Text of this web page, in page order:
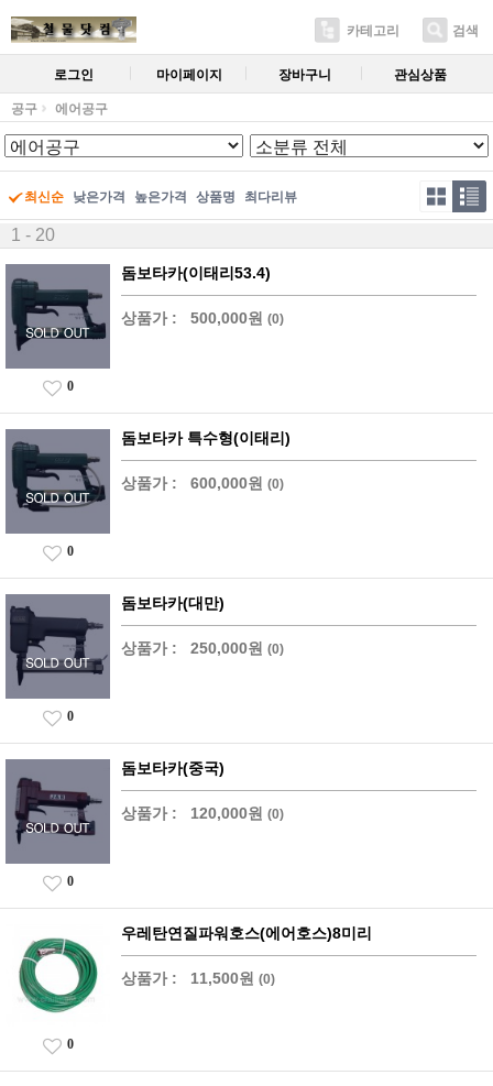
카테고리 검색
로그인 마이페이지 장바구니 관심상품
공구 에어공구
최신순 낮은가격 높은가격 상품명 최다리뷰
1 - 20
돔보타카(이태리53.4)
상품가 : 500,000원 (0)
0
돔보타카 특수형(이태리)
상품가 : 600,000원 (0)
0
돔보타카(대만)
상품가 : 250,000원 (0)
0
돔보타카(중국)
상품가 : 120,000원 (0)
0
우레탄연질파워호스(에어호스)8미리
상품가 : 11,500원 (0)
0